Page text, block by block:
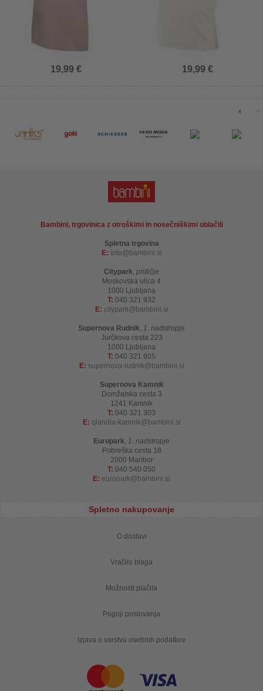
19,99 € 19,99 €
Bambini, trgovinica z otroškimi in nosečniškimi oblačili
Spletna trgovina
E: info bambini.si
Citypark, pritličje
Moskovska ulica 4
1000 Ljubljana
T: 040 321 932
E: citypark bambini.si
Supernova Rudnik, 1. nadstropje
Jurčkova cesta 223
1000 Ljubljana
T: 040 321 805
E: supernova-rudnik bambini.si
Supernova Kamnik
Domžalska cesta 3
1241 Kamnik
T: 040 321 303
E: qlandia-kamnik bambini.si
Europark, 1. nadstropje
Pobreška cesta 18
2000 Maribor
T: 040 540 050
E: europark bambini.si
Spletno nakupovanje
O dostavi
Vračilo blaga
Možnosti plačila
Pogoji poslovanja
Izjava o varstvu osebnih podatkov